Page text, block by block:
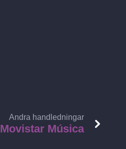
Andra handledningar
Movistar Música